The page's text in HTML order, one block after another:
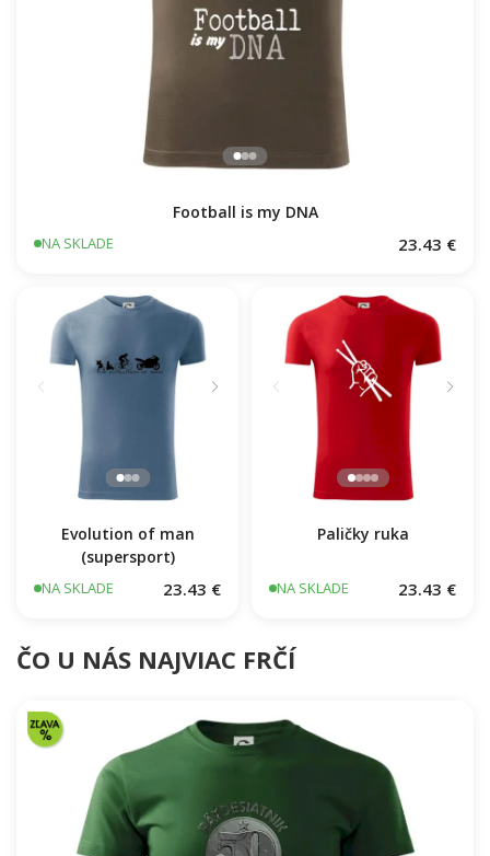
Football is my DNA
NA SKLADE 23.43 €
Evolution of man
(supersport)
NA SKLADE 23.43 €
Paličky ruka
NA SKLADE 23.43 €
ČO U NÁS NAJVIAC FRČÍ